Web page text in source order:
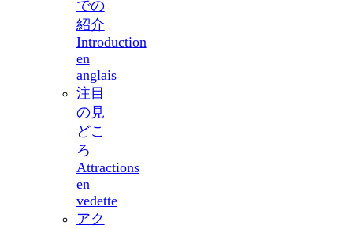
での
紹介
Introduction
en
anglais
注目
の見
どこ
ろ
Attractions
en
vedette
アク